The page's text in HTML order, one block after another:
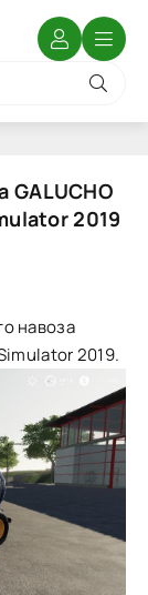
GALUCHO
2019
навоза
2019.